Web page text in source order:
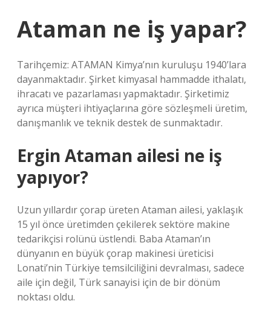
Ataman ne iş yapar?
Tarihçemiz: ATAMAN Kimya’nın kuruluşu 1940’lara
dayanmaktadır. Şirket kimyasal hammadde ithalatı,
ihracatı ve pazarlaması yapmaktadır. Şirketimiz
ayrıca müşteri ihtiyaçlarına göre sözleşmeli üretim,
danışmanlık ve teknik destek de sunmaktadır.
Ergin Ataman ailesi ne iş
yapıyor?
Uzun yıllardır çorap üreten Ataman ailesi, yaklaşık
15 yıl önce üretimden çekilerek sektöre makine
tedarikçisi rolünü üstlendi. Baba Ataman’ın
dünyanın en büyük çorap makinesi üreticisi
Lonati’nin Türkiye temsilciliğini devralması, sadece
aile için değil, Türk sanayisi için de bir dönüm
noktası oldu.